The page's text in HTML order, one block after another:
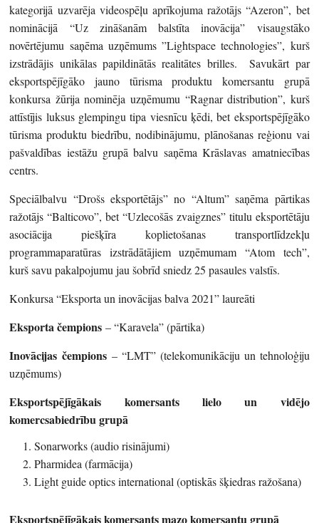
kategorijā uzvarēja videospēļu aprīkojuma ražotājs “Azeron”, bet
nominācijā “Uz zināšanām balstīta inovācija” visaugstāko
novērtējumu saņēma uzņēmums ”Lightspace technologies”, kurš
izstrādājis unikālas papildinātās realitātes brilles. Savukārt par
eksportspējīgāko jauno tūrisma produktu komersantu grupā
konkursa žūrija nominēja uzņēmumu “Ragnar distribution”, kurš
attīstījis luksus glempingu tipa viesnīcu ķēdi, bet eksportspējīgāko
tūrisma produktu biedrību, nodibinājumu, plānošanas reģionu vai
pašvaldības iestāžu grupā balvu saņēma Krāslavas amatniecības
centrs.
Speciālbalvu “Drošs eksportētājs” no “Altum” saņēma pārtikas
ražotājs “Balticovo”, bet “Uzlecošās zvaigznes” titulu eksportētāju
asociācija piešķīra koplietošanas transportlīdzekļu
programmaparatūras izstrādātājiem uzņēmumam “Atom tech”,
kurš savu pakalpojumu jau šobrīd sniedz 25 pasaules valstīs.
Konkursa “Eksporta un inovācijas balva 2021” laureāti
Eksporta čempions – “Karavela” (pārtika)
Inovācijas čempions – “LMT” (telekomunikāciju un tehnoloģiju
uzņēmums)
Eksportspējīgākais komersants lielo un vidējo
komercsabiedrību grupā
Sonarworks (audio risinājumi)
Pharmidea (farmācija)
Light guide optics international (optiskās šķiedras ražošana)
Eksportspējīgākais komersants mazo komersantu grupā